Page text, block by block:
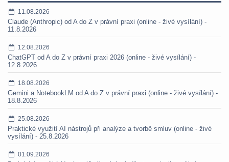
11.08.2026
Claude (Anthropic) od A do Z v právní praxi (online - živé vysílání) -
11.8.2026
12.08.2026
ChatGPT od A do Z v právní praxi 2026 (online - živé vysílání) -
12.8.2026
18.08.2026
Gemini a NotebookLM od A do Z v právní praxi (online - živé vysílání) -
18.8.2026
25.08.2026
Praktické využití AI nástrojů při analýze a tvorbě smluv (online - živé
vysílání) - 25.8.2026
01.09.2026